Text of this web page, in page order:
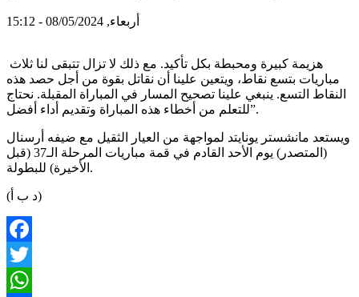
أربعاء, 08/05/2024 - 15:12
مباريات بتسع نقاط، ويتعين علينا أن نقاتل بقوة من أجل حصد هذه
النقاط التسع. ينبغي علينا تصحيح المسار في المباراة المقبلة. نحتاج
للتعلم من أخطاء هذه المباراة وتقديم أداء أفضل”.
ويستعد مانشستر يونايتد لمواجهة من العيار الثقيل مع ضيفه أرسنال
(المتصدر) يوم الأحد القادم في قمة مباريات المرحلة الـ37 (قبل
الأخيرة) للبطولة.
(د ب أ)
Facebook
Twitter